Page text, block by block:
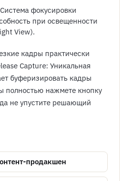
фокусировки
при освещенности
View).
кадры практически
Capture: Уникальная
буферизировать кадры
полностью нажмете кнопку
не упустите решающий
продакшен